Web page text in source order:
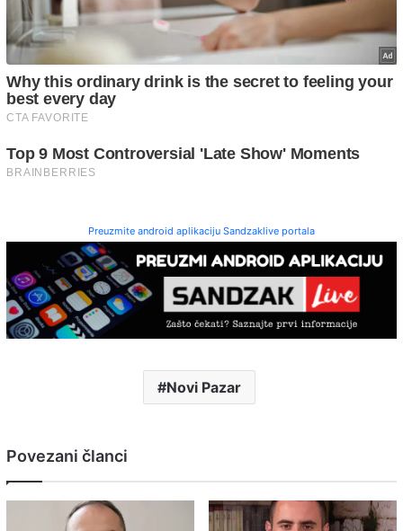
Preuzmite android aplikaciju Sandzaklive portala
Novi Pazar
Povezani članci